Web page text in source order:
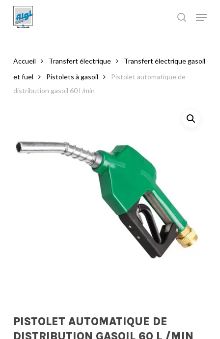
main
Accueil Transfert électrique
Transfert électrique gasoil
et fuel
Pistolets à gasoil
Pistolet automatique de
distribution gasoil 60 l /min
PISTOLET AUTOMATIQUE DE